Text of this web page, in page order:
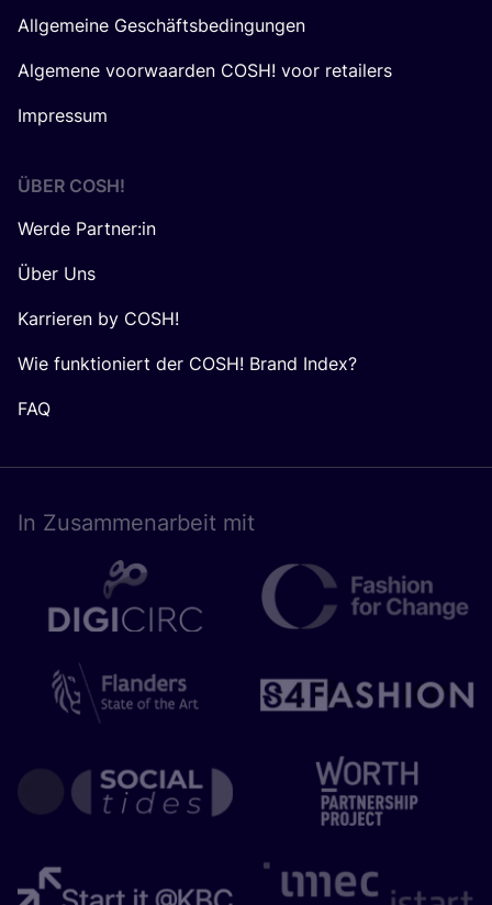
Allgemeine Geschäftsbedingungen
Algemene voorwaarden COSH! voor retailers
Impressum
ÜBER COSH!
Werde Partner:in
Über Uns
Karrieren by COSH!
Wie funktioniert der COSH! Brand Index?
FAQ
In Zusam­men­ar­beit mit